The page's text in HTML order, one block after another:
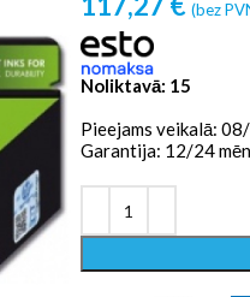
(bez
Noliktavā: 15
Pieejams veikalā:
Garantija: 12/24